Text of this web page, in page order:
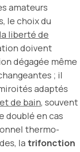
amateurs
le choix du
la liberté de
doivent
dégagée même
; il
adaptés
de bain, souvent
doublé en cas
thermo-
la trifonction